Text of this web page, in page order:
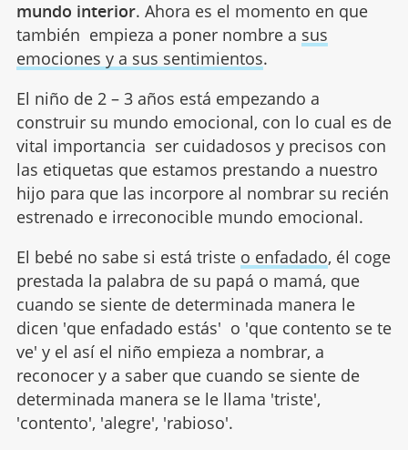
mundo interior. Ahora es el momento en que
también empieza a poner nombre a sus
emociones y a sus sentimientos.
El niño de 2 – 3 años está empezando a
construir su mundo emocional, con lo cual es de
vital importancia ser cuidadosos y precisos con
las etiquetas que estamos prestando a nuestro
hijo para que las incorpore al nombrar su recién
estrenado e irreconocible mundo emocional.
El bebé no sabe si está triste o enfadado, él coge
prestada la palabra de su papá o mamá, que
cuando se siente de determinada manera le
dicen 'que enfadado estás' o 'que contento se te
ve' y el así el niño empieza a nombrar, a
reconocer y a saber que cuando se siente de
determinada manera se le llama 'triste',
'contento', 'alegre', 'rabioso'.